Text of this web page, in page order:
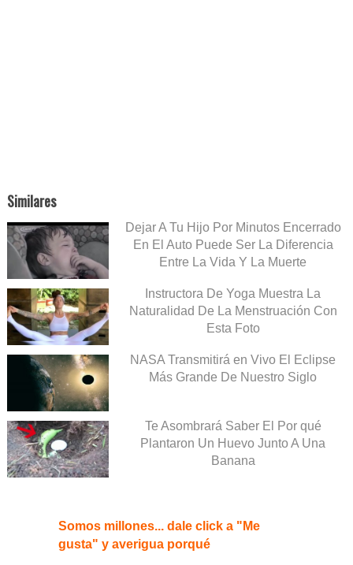
Similares
Dejar A Tu Hijo Por Minutos Encerrado
En El Auto Puede Ser La Diferencia
Entre La Vida Y La Muerte
Instructora De Yoga Muestra La
Naturalidad De La Menstruación Con
Esta Foto
NASA Transmitirá en Vivo El Eclipse
Más Grande De Nuestro Siglo
Te Asombrará Saber El Por qué
Plantaron Un Huevo Junto A Una
Banana
Somos millones... dale click a "Me
gusta" y averigua porqué